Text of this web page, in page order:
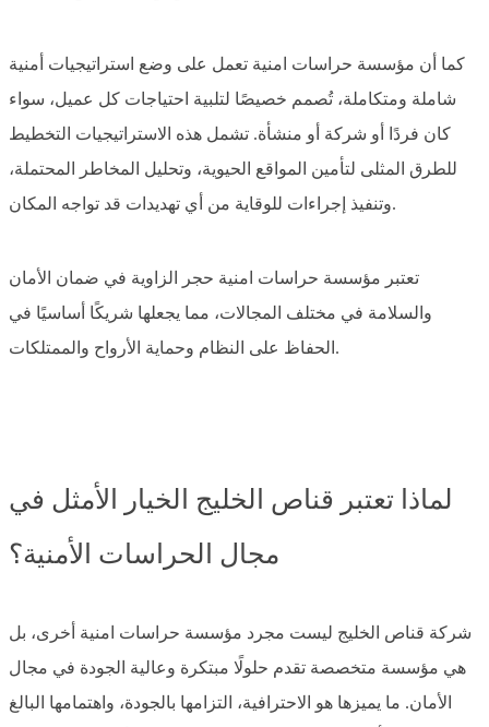
كما أن مؤسسة حراسات امنية تعمل على وضع استراتيجيات أمنية
شاملة ومتكاملة، تُصمم خصيصًا لتلبية احتياجات كل عميل، سواء
كان فردًا أو شركة أو منشأة. تشمل هذه الاستراتيجيات التخطيط
للطرق المثلى لتأمين المواقع الحيوية، وتحليل المخاطر المحتملة،
وتنفيذ إجراءات للوقاية من أي تهديدات قد تواجه المكان.
تعتبر مؤسسة حراسات امنية حجر الزاوية في ضمان الأمان
والسلامة في مختلف المجالات، مما يجعلها شريكًا أساسيًا في
الحفاظ على النظام وحماية الأرواح والممتلكات.
لماذا تعتبر قناص الخليج الخيار الأمثل في
مجال الحراسات الأمنية؟
شركة قناص الخليج ليست مجرد مؤسسة حراسات امنية أخرى، بل
هي مؤسسة متخصصة تقدم حلولًا مبتكرة وعالية الجودة في مجال
الأمان. ما يميزها هو الاحترافية، التزامها بالجودة، واهتمامها البالغ